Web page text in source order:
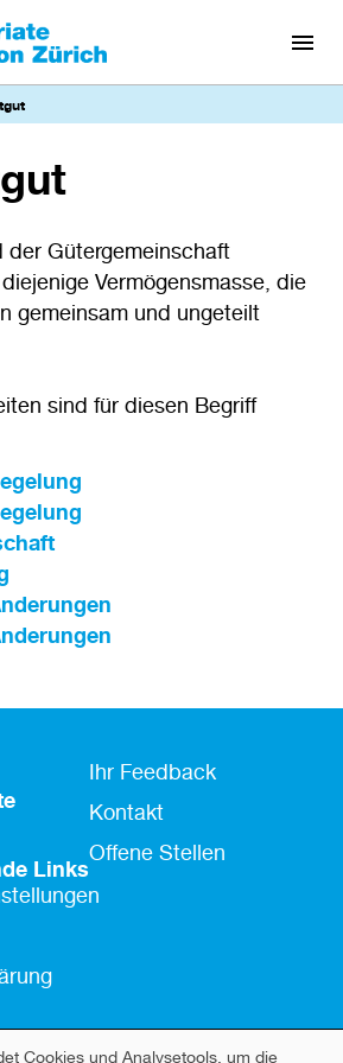
der Gütergemeinschaft
Vermögensmasse, die
gemeinsam und ungeteilt
sind für diesen Begriff
Links
Fusszeile
Kontakt
Ihr Feedback
Kontakt
Offene Stellen
Cookies und Analysetools, um die